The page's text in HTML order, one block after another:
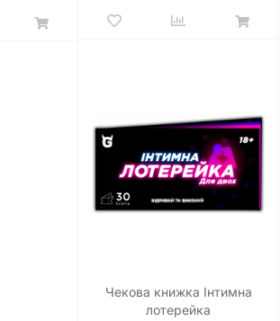
Чекова книжка Інтимна
лотерейка